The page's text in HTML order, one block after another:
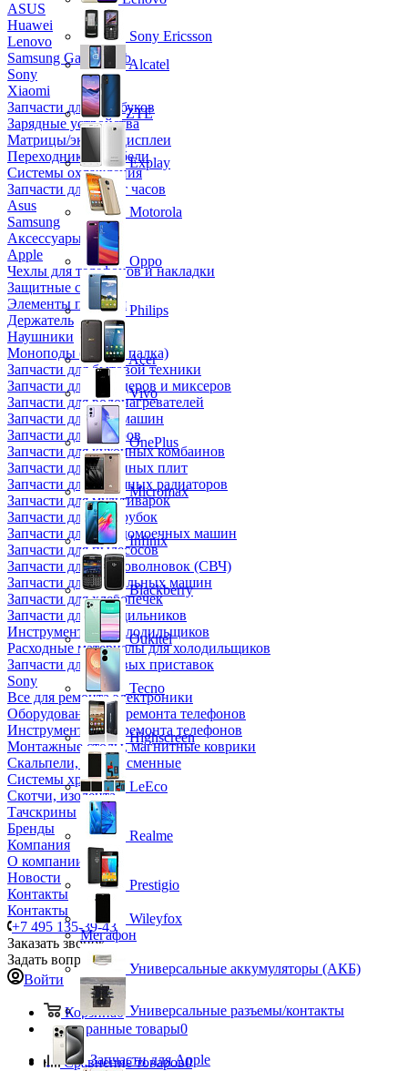
ASUS
Huawei
Lenovo
Samsung Galaxy Tab
Sony
Xiaomi
Запчасти для ноутбуков
Зарядные устройства
Матрицы/экраны/дисплеи
Переходники и кабели
Системы охлаждения
Запчасти для смарт часов
Asus
Samsung
Аксессуары
Apple
Чехлы для телефонов и накладки
Защитные стекла
Элементы питания
Держатель
Наушники
Моноподы (Селфи палка)
Запчасти для бытовой техники
Запчасти для блендеров и миксеров
Запчасти для водонагревателей
Запчасти для кофемашин
Запчасти для кулеров
Запчасти для кухонных комбаинов
Запчасти для кухонных плит
Запчасти для масляных радиаторов
Запчасти для мультиварок
Запчасти для мясорубок
Запчасти для посудомоечных машин
Запчасти для пылесосов
Запчасти для микроволновок (СВЧ)
Запчасти для стиральных машин
Запчасти для хлебопечек
Запчасти для холодильников
Инструмент для холодильщиков
Расходные материалы для холодильщиков
Запчасти для игровых приставок
Sony
Все для ремонта электроники
Оборудование для ремонта телефонов
Инструменты для ремонта телефонов
Монтажные столы, магнитные коврики
Скальпели, лезвия сменные
Системы хранения
Скотчи, изолента
Тачскрины
Бренды
Компания
О компании
Новости
Контакты
Контакты
+7 495 135-39-43
Заказать звонок
Задать вопрос
Войти
Корзина0
Избранные товары0
Сравнение товаров0
Sony Ericsson
Alcatel
ZTE
Explay
Motorola
Oppo
Philips
Acer
Vivo
OnePlus
Micromax
Infinix
Blackberry
Oukitel
Tecno
Highscreen
LeEco
Realme
Prestigio
Wileyfox
Мегафон
Универсальные аккумуляторы (АКБ)
Универсальные разъемы/контакты
Запчасти для Apple